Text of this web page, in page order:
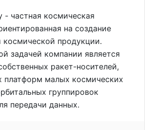
- частная космическая
на создание
космической продукции.
задачей компании является
ракет-носителей,
платформ малых космических
группировок
передачи данных.